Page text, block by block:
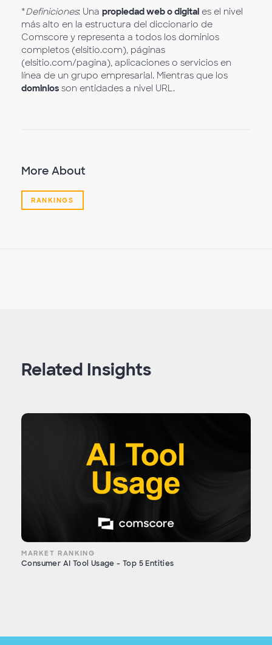
*Definiciones: Una propiedad web o digital es el nivel
más alto en la estructura del diccionario de
Comscore y representa a todos los dominios
completos (elsitio.com), páginas
(elsitio.com/pagina), aplicaciones o servicios en
línea de un grupo empresarial. Mientras que los
dominios son entidades a nivel URL.
More About
RANKINGS
Related Insights
MARKET RANKING
Consumer AI Tool Usage - Top 5 Entities